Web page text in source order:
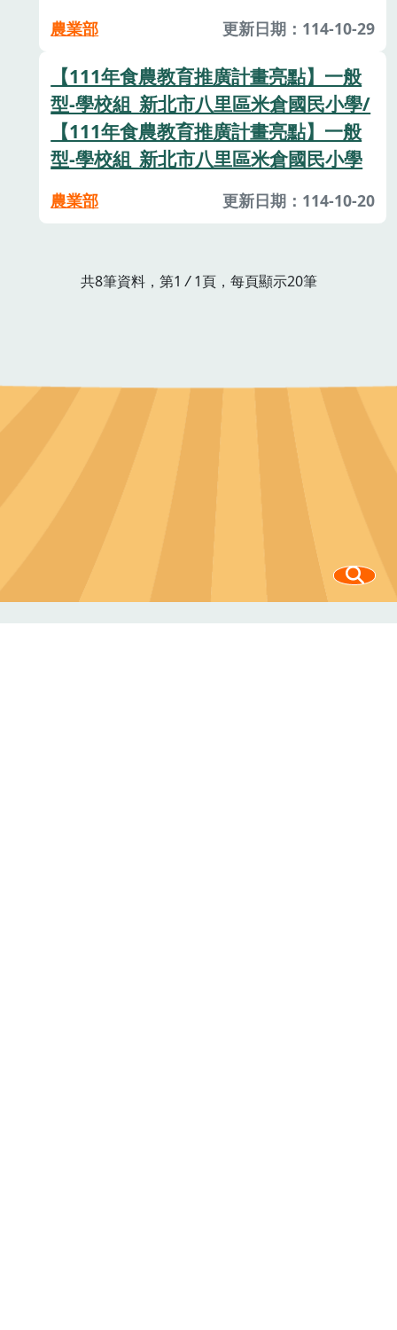
農業部 更新日期：114-10-29
【111年食農教育推廣計畫亮點】一般
型-學校組_新北市八里區米倉國民小學/
【111年食農教育推廣計畫亮點】一般
型-學校組_新北市八里區米倉國民小學
農業部 更新日期：114-10-20
共8筆資料，第1 /1頁，每頁顯示20筆